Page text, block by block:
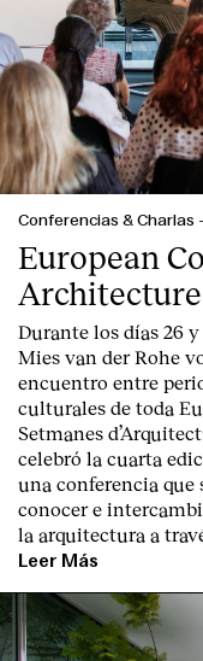
Conferencias & Charlas -
European
Durante los días 26 y
Mies van der Rohe
encuentro entre
culturales de toda
Setmanes
celebró la cuarta
una conferencia que
conocer e
la arquitectura a
Leer Más